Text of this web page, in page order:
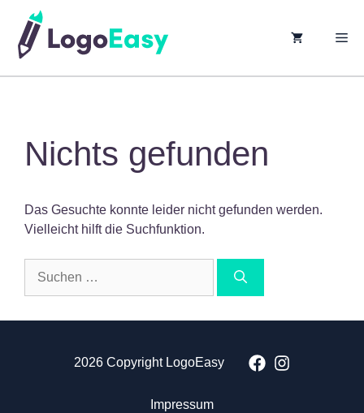
springen
Nichts gefunden
Das Gesuchte konnte leider nicht gefunden werden.
Vielleicht hilft die Suchfunktion.
2026 Copyright LogoEasy
Impressum